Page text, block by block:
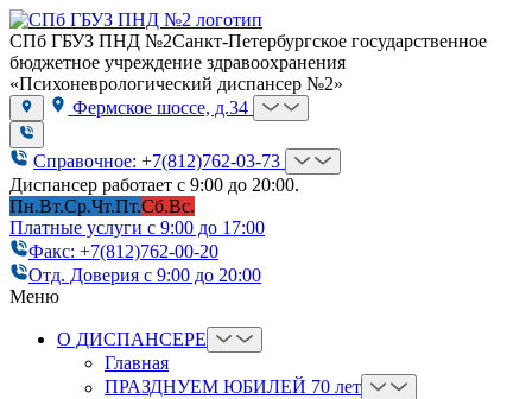
СПб ГБУЗ ПНД №2Санкт-Петербургское государственное
бюджетное учреждение здравоохранения
«Психоневрологический диспансер №2»
Фермское шоссе, д.34
Справочное: +7(812)762-03-73
Диспансер работает с 9:00 до 20:00.
Пн.Вт.Ср.Чт.Пт.Сб.Вс.
Платные услуги с 9:00 до 17:00
Факс: +7(812)762-00-20
Отд. Доверия с 9:00 до 20:00
Меню
О ДИСПАНСЕРЕ
Главная
ПРАЗДНУЕМ ЮБИЛЕЙ 70 лет